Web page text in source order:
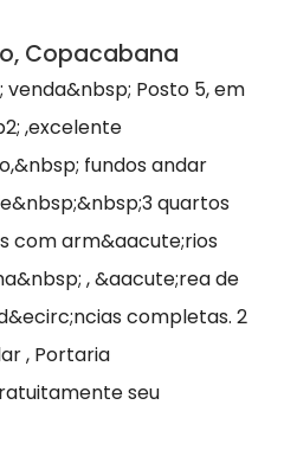
Copacabana
Posto 5, em
,excelente
fundos andar
quartos
com arm&aacute;rios
, &aacute;rea de
completas. 2
, Portaria
seu